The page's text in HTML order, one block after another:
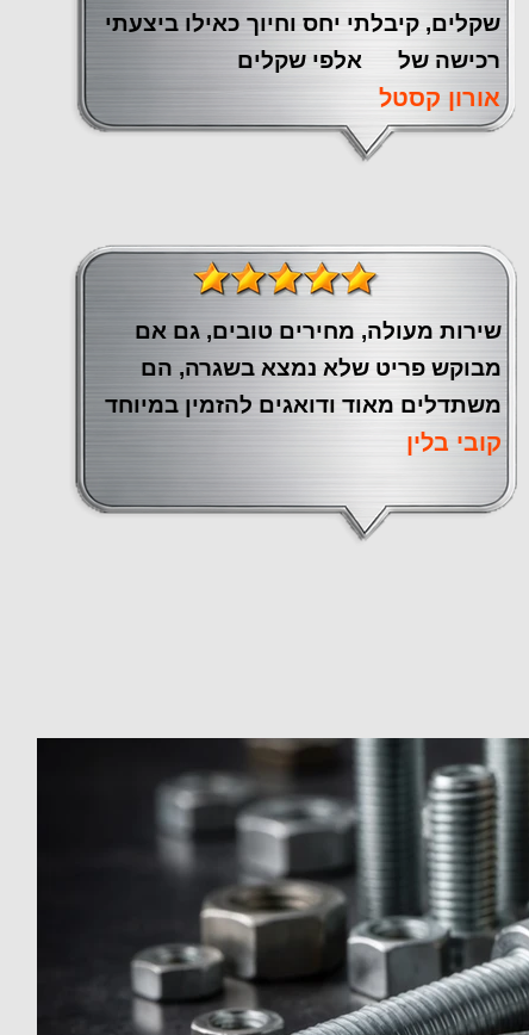
שקלים, קיבלתי יחס וחיוך כאילו ביצעתי
רכישה של אלפי שקלים
אורון קסטל
שירות מעולה, מחירים טובים, גם אם
מבוקש פריט שלא נמצא בשגרה, הם
משתדלים מאוד ודואגים להזמין במיוחד
קובי בלין